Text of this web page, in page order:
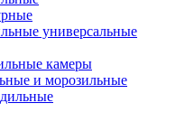
универсальные
камеры
и морозильные